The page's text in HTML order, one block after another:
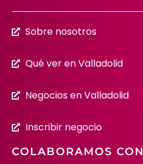
Sobre nosotros
Qué ver en Valladolid
Negocios en Valladolid
Inscribir negocio
COLABORAMOS CON